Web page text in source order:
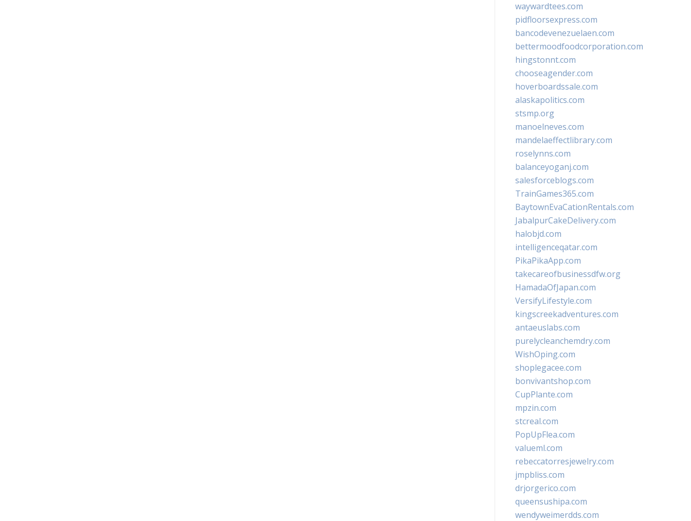
waywardtees.com
pidfloorsexpress.com
bancodevenezuelaen.com
bettermoodfoodcorporation.com
hingstonnt.com
chooseagender.com
hoverboardssale.com
alaskapolitics.com
stsmp.org
manoelneves.com
mandelaeffectlibrary.com
roselynns.com
balanceyoganj.com
salesforceblogs.com
TrainGames365.com
BaytownEvaCationRentals.com
JabalpurCakeDelivery.com
halobjd.com
intelligenceqatar.com
PikaPikaApp.com
takecareofbusinessdfw.org
HamadaOfJapan.com
VersifyLifestyle.com
kingscreekadventures.com
antaeuslabs.com
purelycleanchemdry.com
WishOping.com
shoplegacee.com
bonvivantshop.com
CupPlante.com
mpzin.com
stcreal.com
PopUpFlea.com
valueml.com
rebeccatorresjewelry.com
jmpbliss.com
drjorgerico.com
queensushipa.com
wendyweimerdds.com